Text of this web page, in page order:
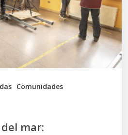
Comunidades
mar: